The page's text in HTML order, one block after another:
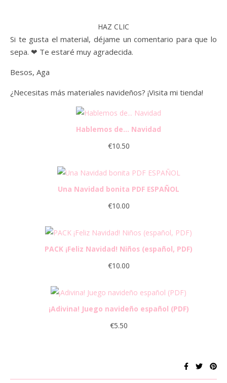
HAZ CLIC
Si te gusta el material, déjame un comentario para que lo
sepa. ❤ Te estaré muy agradecida.
Besos, Aga
¿Necesitas más materiales navideños? ¡Visita mi tienda!
Hablemos de… Navidad
€10.50
Una Navidad bonita PDF ESPAÑOL
€10.00
PACK ¡Feliz Navidad! Niños (español, PDF)
€10.00
¡Adivina! Juego navideño español (PDF)
€5.50